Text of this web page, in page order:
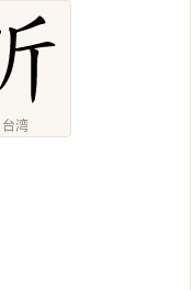
台湾